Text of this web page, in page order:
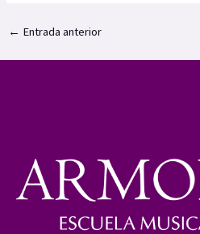
← Entrada anterior